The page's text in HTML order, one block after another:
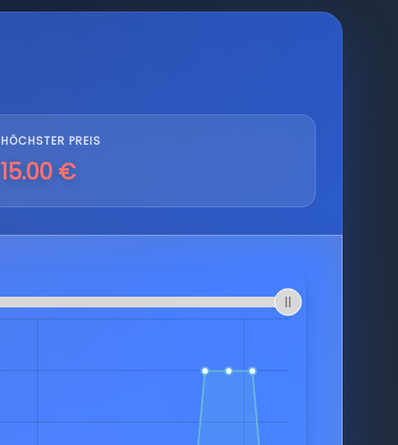
HÖCHSTER PREIS
15.00 €